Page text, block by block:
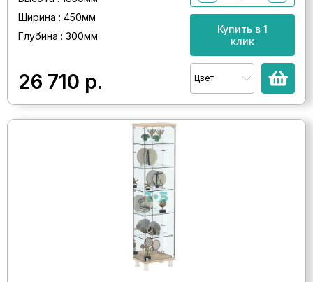
Ширина : 450мм
Глубина : 300мм
26 710 р.
Купить в 1
клик
Цвет